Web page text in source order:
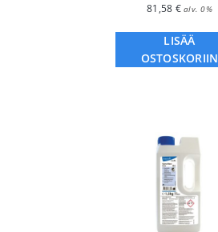
81,58 € alv. 0%
LISÄÄ
OSTOSKORIIN